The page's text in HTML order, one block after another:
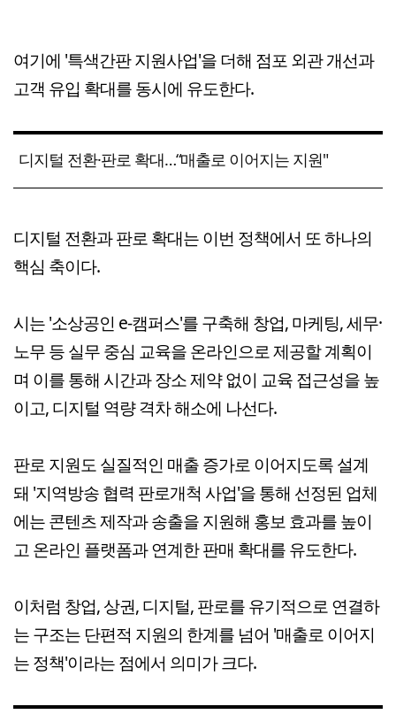
여기에 '특색간판 지원사업'을 더해 점포 외관 개선과
고객 유입 확대를 동시에 유도한다.
디지털 전환·판로 확대…“매출로 이어지는 지원"
디지털 전환과 판로 확대는 이번 정책에서 또 하나의
핵심 축이다.
시는 '소상공인 e-캠퍼스'를 구축해 창업, 마케팅, 세무·
노무 등 실무 중심 교육을 온라인으로 제공할 계획이
며 이를 통해 시간과 장소 제약 없이 교육 접근성을 높
이고, 디지털 역량 격차 해소에 나선다.
판로 지원도 실질적인 매출 증가로 이어지도록 설계
돼 '지역방송 협력 판로개척 사업'을 통해 선정된 업체
에는 콘텐츠 제작과 송출을 지원해 홍보 효과를 높이
고 온라인 플랫폼과 연계한 판매 확대를 유도한다.
이처럼 창업, 상권, 디지털, 판로를 유기적으로 연결하
는 구조는 단편적 지원의 한계를 넘어 '매출로 이어지
는 정책'이라는 점에서 의미가 크다.